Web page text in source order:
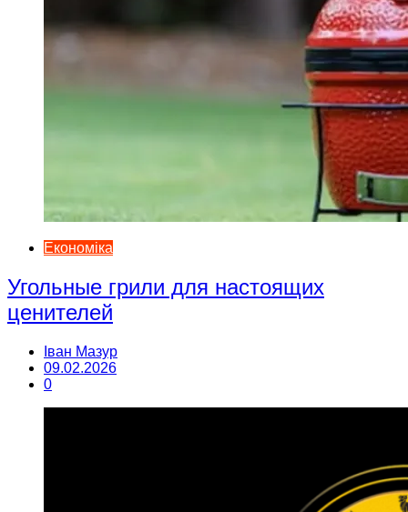
Економіка
Угольные грили для настоящих
ценителей
Іван Мазур
09.02.2026
0